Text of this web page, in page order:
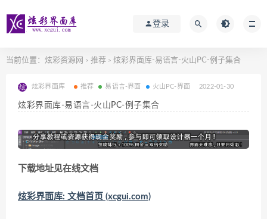
登录
当前位置： 炫彩资源网 > 推荐 > 炫彩界面库-易语言-火山PC-例子集合
炫彩界面库 推荐 易语言-界面 火山PC-界面 2022-01-30
炫彩界面库-易语言-火山PC-例子集合
下载地址见在线文档
炫彩界面库: 文档首页 (xcgui.com)